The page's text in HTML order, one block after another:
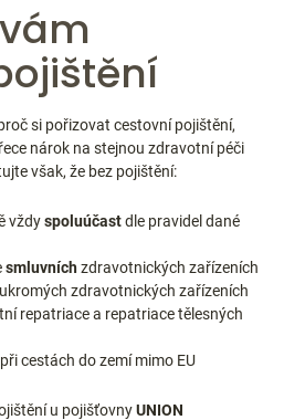
si pořizovat cestovní pojištění,
nárok na stejnou zdravotní péči
však, že bez pojištění:
vždyspoluúčastdle pravidel dané
smluvníchzdravotnických zařízeních
zdravotnických zařízeních
repatriace a repatriace tělesných
cestách do zemí mimo EU
u pojišťovnyUNION